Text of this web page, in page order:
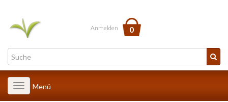
Anmelden 0
Toggle
navigation
Menü